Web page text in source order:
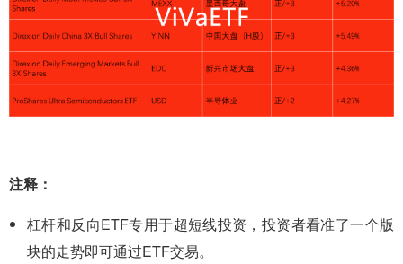
注释：
杠杆和反向ETF专用于超短线投资，投资者看准了一个版
块的走势即可通过ETF交易。